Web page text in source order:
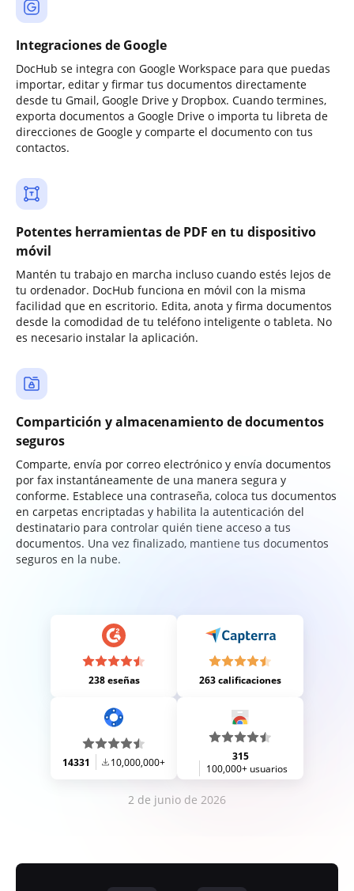
Integraciones de Google
DocHub se integra con Google Workspace para que puedas
importar, editar y firmar tus documentos directamente
desde tu Gmail, Google Drive y Dropbox. Cuando termines,
exporta documentos a Google Drive o importa tu libreta de
direcciones de Google y comparte el documento con tus
contactos.
Potentes herramientas de PDF en tu dispositivo
móvil
Mantén tu trabajo en marcha incluso cuando estés lejos de
tu ordenador. DocHub funciona en móvil con la misma
facilidad que en escritorio. Edita, anota y firma documentos
desde la comodidad de tu teléfono inteligente o tableta. No
es necesario instalar la aplicación.
Compartición y almacenamiento de documentos
seguros
Comparte, envía por correo electrónico y envía documentos
por fax instantáneamente de una manera segura y
conforme. Establece una contraseña, coloca tus documentos
en carpetas encriptadas y habilita la autenticación del
destinatario para controlar quién tiene acceso a tus
documentos. Una vez finalizado, mantiene tus documentos
seguros en la nube.
238 eseñas 263 calificaciones
14331 10,000,000+
315
100,000+ usuarios
2 de junio de 2026